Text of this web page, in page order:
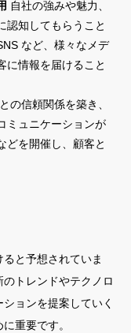
自社の強みや魅力、
認知してもらうこと
など、様々なメデ
に情報を届けること
の信頼関係を築き、
ミュニケーションが
どを開催し、顧客と
と予想されていま
トレンドやテクノロ
ョンを提案していく
重要です。